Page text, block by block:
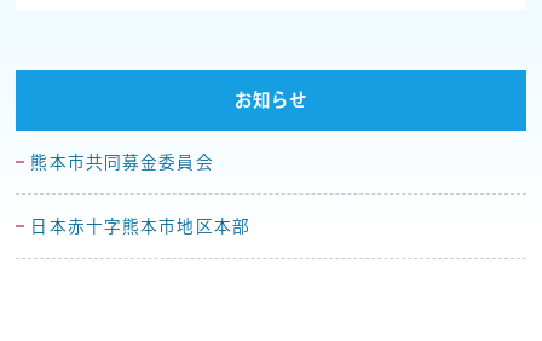
お知らせ
熊本市共同募金委員会
日本赤十字熊本市地区本部